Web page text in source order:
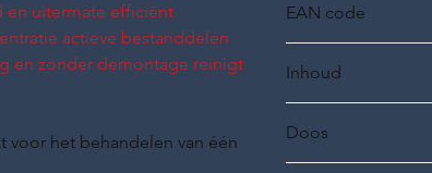
en uitermate efficiënt
actieve bestanddelen
en zonder demontage reinigt
voor het behandelen van één
EAN code
Inhoud
Doos